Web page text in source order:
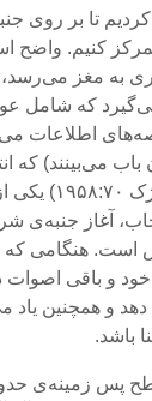
تا بر روی
کنیم. واضح
به مغز
که شامل
اطلاعات
می‌بینند) که
بشنوند و ببینند.»
آغاز جنبه‌ی
است. هنگامی که
و باقی اصوات
و همچنین یاد
باشد.